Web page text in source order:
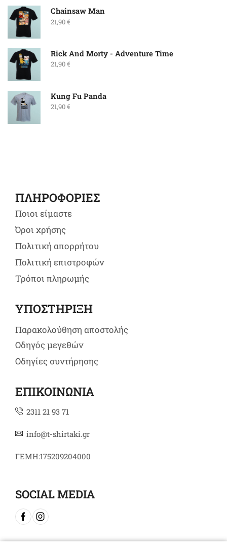
Chainsaw Man
21,90€
Rick And Morty - Adventure Time
21,90€
Kung Fu Panda
21,90€
ΠΛΗΡΟΦΟΡΙΕΣ
Ποιοι είμαστε
Όροι χρήσης
Πολιτική απορρήτου
Πολιτική επιστροφών
Τρόποι πληρωμής
ΥΠΟΣΤΗΡΙΞΗ
Παρακολούθηση αποστολής
Οδηγός μεγεθών
Οδηγίες συντήρησης
ΕΠΙΚΟΙΝΩΝΙΑ
2311 21 93 71
info@t-shirtaki.gr
ΓΕΜΗ:175209204000
SOCIAL MEDIA